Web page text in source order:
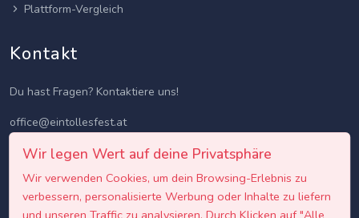
Plattform-Vergleich
Kontakt
Du hast Fragen? Kontaktiere uns!
office@eintollesfest.at
Wir legen Wert auf deine Privatsphäre
Wir verwenden Cookies, um dein Browsing-Erlebnis zu
verbessern, personalisierte Werbung oder Inhalte zu liefern
und unseren Traffic zu analysieren. Durch Klicken auf "Alle